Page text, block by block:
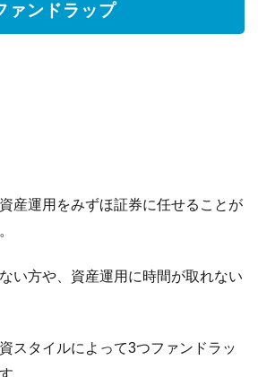
ァンドラップ
産運用をみずほ証券に任せることが
い方や、資産運用に時間が取れない
スタイルによって3つファンドラッ